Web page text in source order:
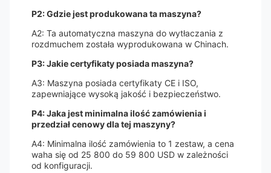
P2: Gdzie jest produkowana ta maszyna?
A2: Ta automatyczna maszyna do wytłaczania z
rozdmuchem została wyprodukowana w Chinach.
P3: Jakie certyfikaty posiada maszyna?
A3: Maszyna posiada certyfikaty CE i ISO,
zapewniające wysoką jakość i bezpieczeństwo.
P4: Jaka jest minimalna ilość zamówienia i
przedział cenowy dla tej maszyny?
A4: Minimalna ilość zamówienia to 1 zestaw, a cena
waha się od 25 800 do 59 800 USD w zależności
od konfiguracji.